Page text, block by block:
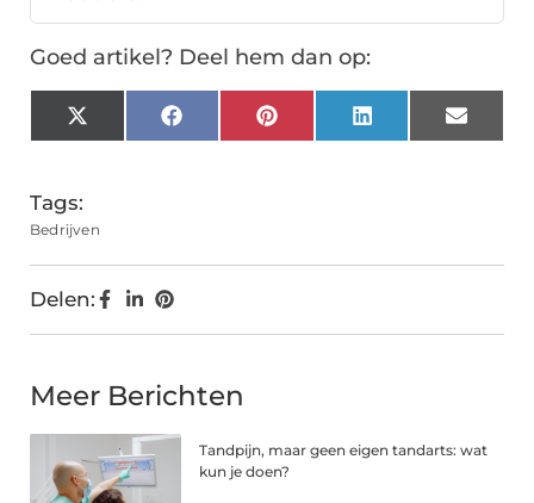
Goed artikel? Deel hem dan op:
X
(Twitter)
FacebookPinterestLinkedInEmail
Tags:
Bedrijven
Delen:
Meer Berichten
Tandpijn, maar geen eigen tandarts: wat
kun je doen?